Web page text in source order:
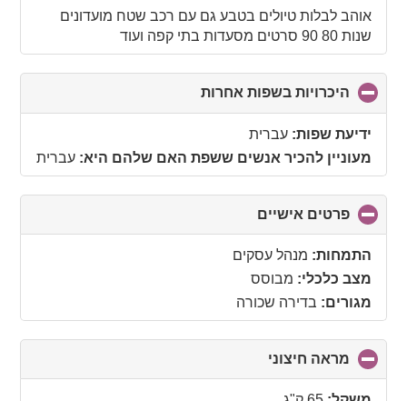
collapse
contents
אוהב לבלות טיולים בטבע גם עם רכב שטח מועדונים
שנות 80 90 סרטים מסעדות בתי קפה ועוד
היכרויות בשפות אחרות
to
ידיעת שפות: עברית
מעוניין להכיר אנשים ששפת האם שלהם היא: עברית
פרטים אישיים
to
collapse
התמחות: מנהל עסקים
מצב כלכלי: מבוסס
מגורים: בדירה שכורה
מראה חיצוני
to